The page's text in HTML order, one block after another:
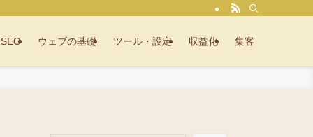
SEO ウェブの基礎 ツール・設定 収益化 集客